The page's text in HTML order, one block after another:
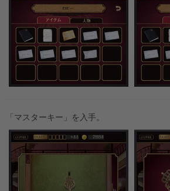
「マスターキー」を入手。